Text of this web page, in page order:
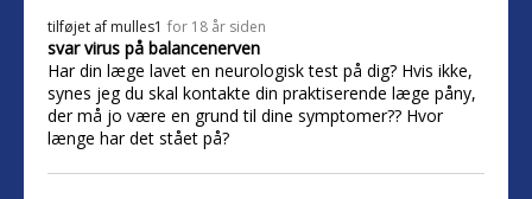
tilføjet af mulles1 for 18 år siden
svar virus på balancenerven
Har din læge lavet en neurologisk test på dig? Hvis ikke,
synes jeg du skal kontakte din praktiserende læge påny,
der må jo være en grund til dine symptomer?? Hvor
længe har det stået på?